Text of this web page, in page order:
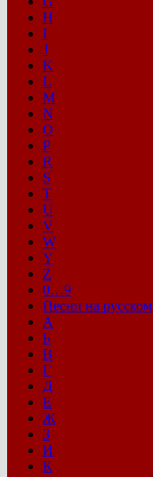
H
I
J
K
L
M
N
O
P
R
S
T
U
V
W
Y
Z
0…9
Песни на русском
А
Б
В
Г
Д
Е
Ж
З
И
К